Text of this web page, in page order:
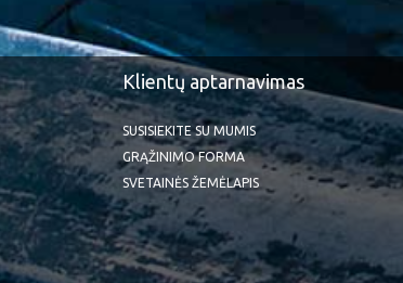
Klientų aptarnavimas
SUSISIEKITE SU MUMIS
GRĄŽINIMO FORMA
SVETAINĖS ŽEMĖLAPIS